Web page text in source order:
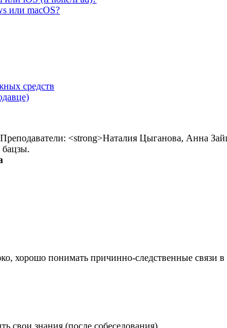
или macOS?
средств
бацзы.
хорошо понимать причинно-следственные